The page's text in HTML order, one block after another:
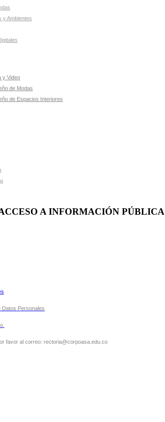
y Ambientes
y Video
de Modas
de Espacios Interiores
A INFORMACIÓN PÚBLICA
Datos Personales
favor al correo: rectoria@corpoasa.edu.co